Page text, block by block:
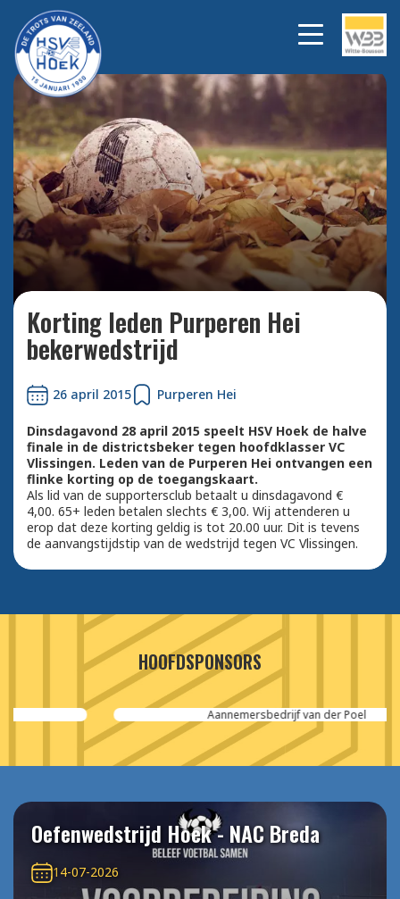
Bekijk alle foto's
Korting leden Purperen Hei
bekerwedstrijd
26 april 2015 Purperen Hei
Dinsdagavond 28 april 2015 speelt HSV Hoek de halve
finale in de districtsbeker tegen hoofdklasser VC
Vlissingen. Leden van de Purperen Hei ontvangen een
flinke korting op de toegangskaart.
Als lid van de supportersclub betaalt u dinsdagavond €
4,00. 65+ leden betalen slechts € 3,00. Wij attenderen u
erop dat deze korting geldig is tot 20.00 uur. Dit is tevens
de aanvangstijdstip van de wedstrijd tegen VC Vlissingen.
HOOFDSPONSORS
Aannemersbedrijf van der Poel
Oefenwedstrijd Hoek - NAC Breda
14-07-2026